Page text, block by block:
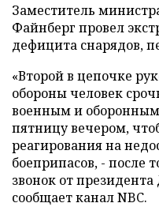
Заместитель
Файнберг провел
дефицита снарядов,
«Второй в цепочке
обороны человек
военным и оборонным
пятницу вечером,
реагирования на
боеприпасов, - после
звонок от
сообщает канал NBC.